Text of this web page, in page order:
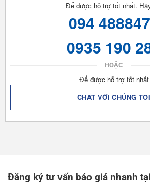
Để được hỗ trợ tốt nhất.
094
0935 190
HOẶC
Để được hỗ trợ tốt nhất
CHAT VỚI CHÚNG TÔI
Đăng ký tư vấn báo giá nhanh